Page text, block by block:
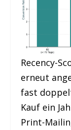
Recency-
erneut
fast
Kauf ein
Print-